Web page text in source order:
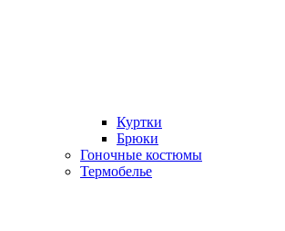
Куртки
Брюки
Гоночные костюмы
Термобелье